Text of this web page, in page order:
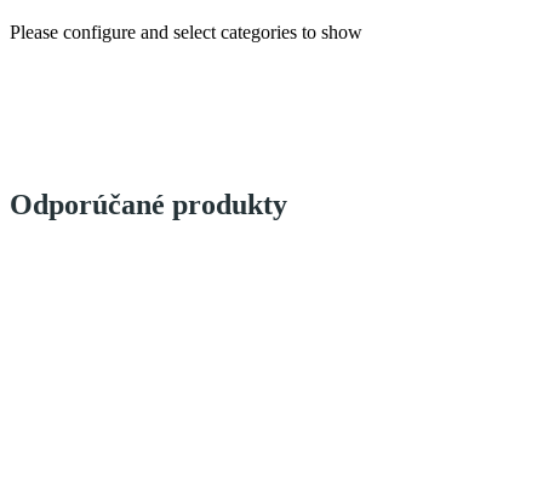
Please configure and select categories to show
Odporúčané produkty